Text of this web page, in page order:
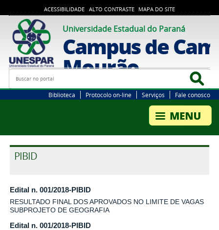
ACESSIBILIDADE ALTO CONTRASTE MAPA DO SITE
Universidade Estadual do Paraná
Campus de
Mourão
Busca
Biblioteca Protocolo on-line Serviços Fale conosco
PIBID
Edital n. 001/2018-PIBID
RESULTADO FINAL DOS APROVADOS NO LIMITE DE VAGAS
SUBPROJETO DE GEOGRAFIA
Edital n. 001/2018-PIBID